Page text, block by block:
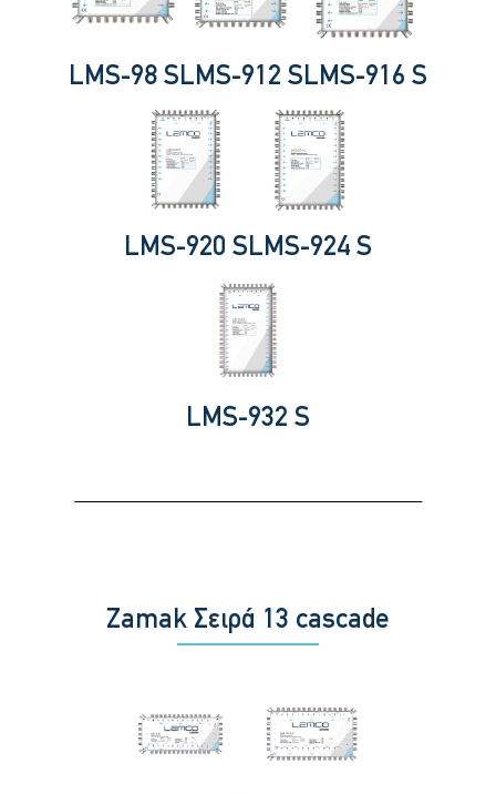
LMS-98 S LMS-912 S LMS-916 S
LMS-920 S LMS-924 S
LMS-932 S
Zamak Σειρά 13 cascade